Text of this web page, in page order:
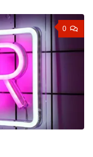
0